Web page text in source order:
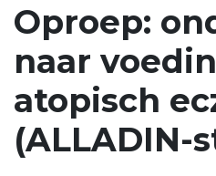
Oproep:
naar
atopisch
(ALLADIN-